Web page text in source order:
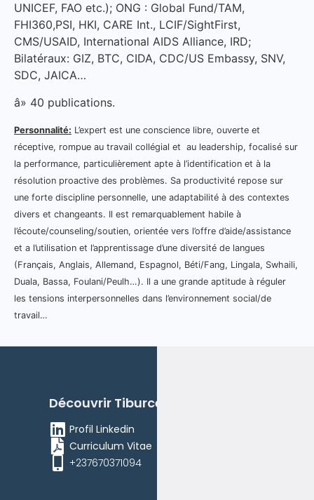
UNICEF, FAO etc.); ONG : Global Fund/TAM,
FHI360,PSI, HKI, CARE Int., LCIF/SightFirst,
CMS/USAID, International AIDS Alliance, IRD;
Bilatéraux: GIZ, BTC, CIDA, CDC/US Embassy, SNV,
SDC, JAICA…
â» 40 publications.
Personnalité: L’expert est une conscience libre, ouverte et
réceptive, rompue au travail collégial et au leadership, focalisé sur
la performance, particulièrement apte à l’identification et à la
résolution proactive des problèmes. Sa productivité repose sur
une forte discipline personnelle, une adaptabilité à des contextes
divers et changeants. Il est remarquablement habile à
l’écoute/counseling/soutien, orientée vers l’offre d’aide/assistance
et a l’utilisation et l’apprentissage d’une diversité de langues
(Français, Anglais, Allemand, Espagnol, Béti/Fang, Lingala, Swhaili,
Duala, Bassa, Foulani/Peulh…). Il a une grande aptitude à réguler
les tensions interpersonnelles dans l’environnement social/de
travail…
Découvrir Tiburce Aimé
Profil Linkedin
Curriculum Vitae
+237670371094